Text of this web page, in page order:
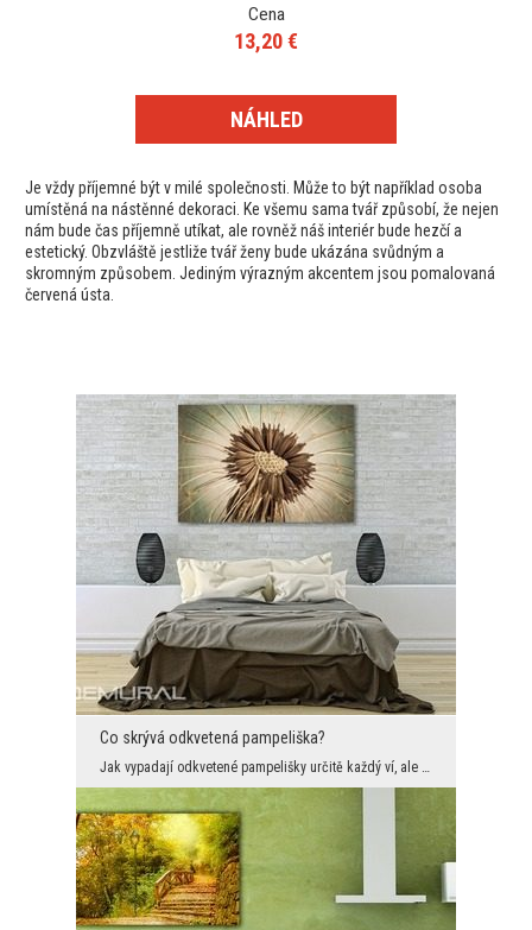
Cena
13,20 €
NÁHLED
Je vždy příjemné být v milé společnosti. Může to být například osoba
umístěná na nástěnné dekoraci. Ke všemu sama tvář způsobí, že nejen
nám bude čas příjemně utíkat, ale rovněž náš interiér bude hezčí a
estetický. Obzvláště jestliže tvář ženy bude ukázána svůdným a
skromným způsobem. Jediným výrazným akcentem jsou pomalovaná
červená ústa.
Co skrývá odkvetená pampeliška?
Jak vypadají odkvetené pampelišky určitě každý ví, ale málo kdo je viděl z takové perspektivy. Zd...